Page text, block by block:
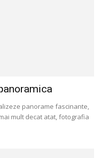
panorame fascinante,
mult decat atat, fotografia